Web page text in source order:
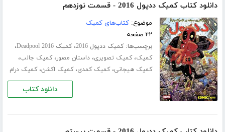
دانلود کتاب کمیک ددپول 2016 - قسمت نوزدهم
موضوع:کتاب‌های کمیک
۲۲ صفحه
برچسب‌ها:کمیک ددپول 2016 ،کمیک Deadpool 2016 ،
کمیک،کمیک تصویری،داستان مصور،کمیک جالب،
کمیک هیجانی،کمیک کمدی،کمیک اکشن،کمیک درام
دانلود کتاب